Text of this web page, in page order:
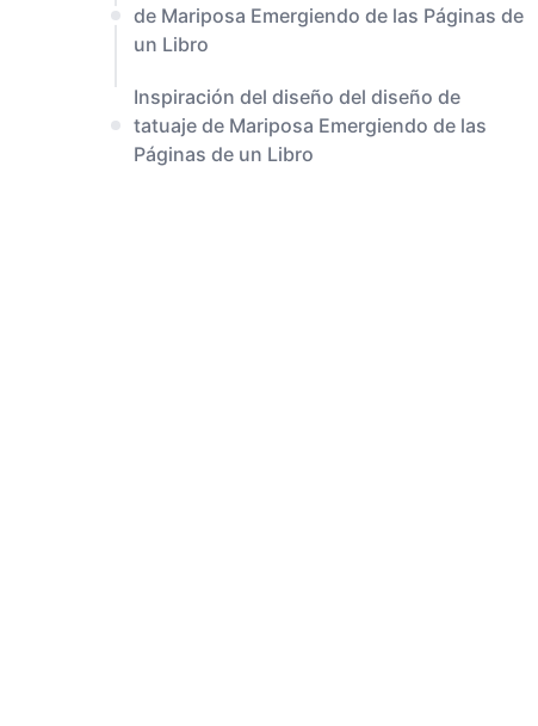
de Mariposa Emergiendo de las Páginas de
un Libro
Inspiración del diseño del diseño de
tatuaje de Mariposa Emergiendo de las
Páginas de un Libro